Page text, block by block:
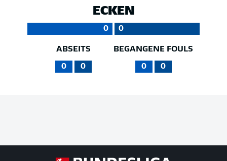
ECKEN
0 0
ABSEITS
0 0
BEGANGENE FOULS
0 0